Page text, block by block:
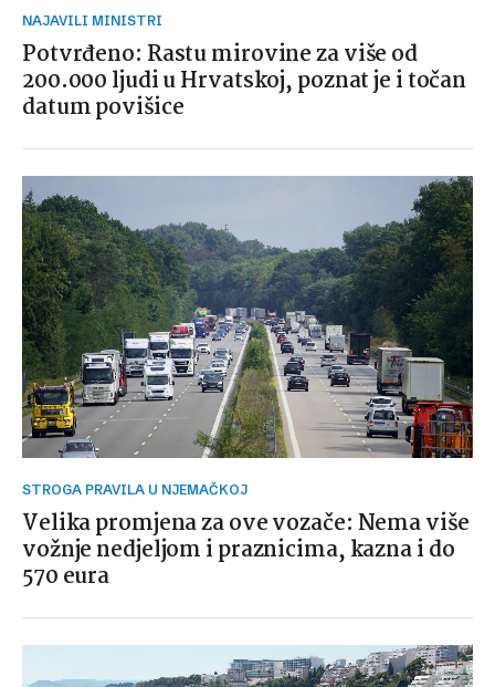
NAJAVILI MINISTRI
Potvrđeno: Rastu mirovine za više od
200.000 ljudi u Hrvatskoj, poznat je i točan
datum povišice
STROGA PRAVILA U NJEMAČKOJ
Velika promjena za ove vozače: Nema više
vožnje nedjeljom i praznicima, kazna i do
570 eura